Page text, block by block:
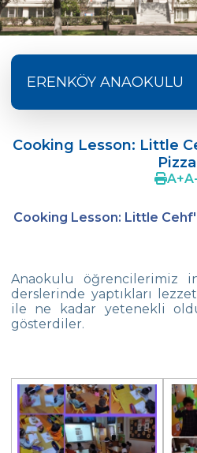
ERENKÖY ANAOKULU
Crazy Hat Party
FONEM “Okuma
Ayın Ünlüsü: Alexander
29 Ekim Cumhuriyet
Anaokulu
Kutladı
Body Parts-Jobs-
Cooking Lesson: Little
Pizza
A+A-
Cooking Lesson: Little
Anaokulu öğrencilerimiz
derslerinde yaptıkları
ile ne kadar yetenekli
gösterdiler.